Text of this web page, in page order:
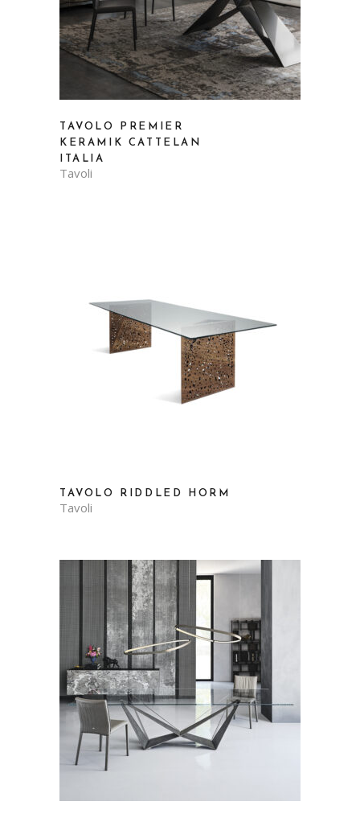
TAVOLO PREMIER
KERAMIK CATTELAN
ITALIA
Tavoli
TAVOLO RIDDLED HORM
Tavoli